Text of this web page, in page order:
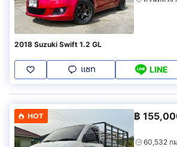
2018 Suzuki Swift 1.2 GL
แชท LINE
HOT ฿
60,532 ก